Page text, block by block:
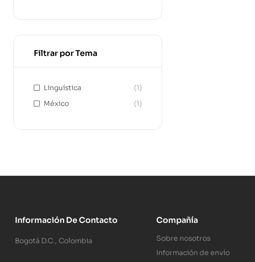
Filtrar por Tema
Linguística
(1)
México
(1)
Información De Contacto
Bogotá D.C., Colombia
Compañía
Sobre nosotros
Información de envío